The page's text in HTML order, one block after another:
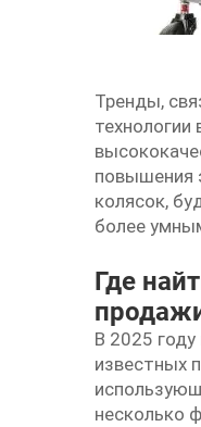
Тренды,
повышения
колясок,
более
Где
В 2025
известных
несколько